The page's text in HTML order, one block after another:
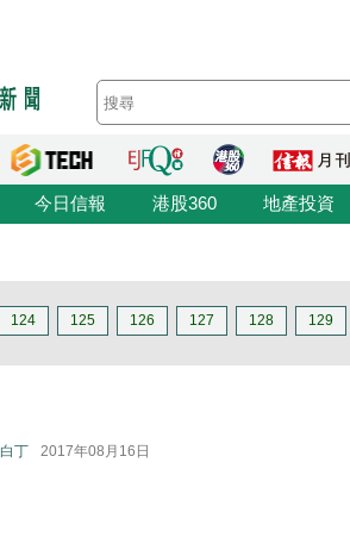
今日信報 港股360 地產投資
124 125 126 127 128 129
白丁 2017年08月16日